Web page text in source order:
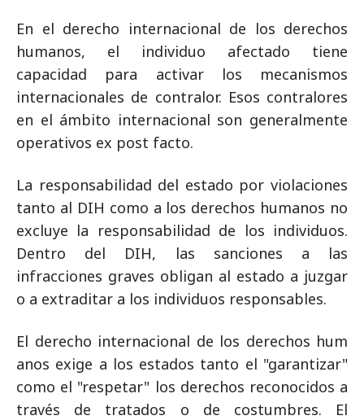
En el derecho internacional de los derechos
humanos, el individuo afectado tiene
capacidad para activar los mecanismos
internacionales de contralor. Esos contralores
en el ámbito internacional son generalmente
operativos ex post facto.
La responsabilidad del estado por violaciones
tanto al DIH como a los derechos humanos no
excluye la responsabilidad de los individuos.
Dentro del DIH, las sanciones a las
infracciones graves obligan al estado a juzgar
o a extraditar a los individuos responsables.
El derecho internacional de los derechos hum
anos exige a los estados tanto el "garantizar"
como el "respetar" los derechos reconocidos a
través de tratados o de costumbres. El